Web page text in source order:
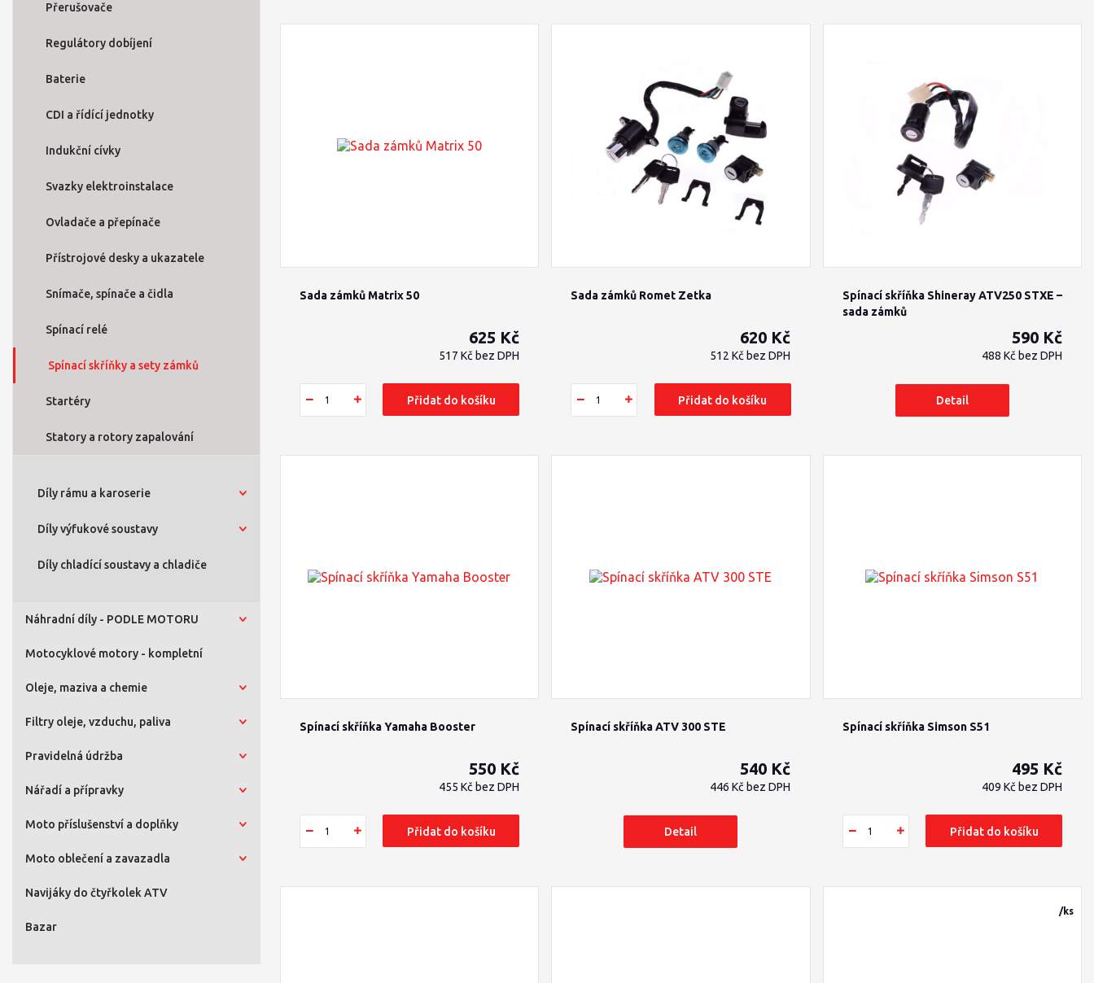
Přerušovače
Regulátory dobíjení
Baterie
CDI a řídící jednotky
Indukční cívky
Svazky elektroinstalace
Ovladače a přepínače
Přístrojové desky a ukazatele
Snímače, spínače a čidla
Spínací relé
Spínací skříňky a sety zámků
Startéry
Statory a rotory zapalování
Díly rámu a karoserie
Díly výfukové soustavy
Díly chladící soustavy a chladiče
Náhradní díly - PODLE MOTORU
Motocyklové motory - kompletní
Oleje, maziva a chemie
Filtry oleje, vzduchu, paliva
Pravidelná údržba
Nářadí a přípravky
Moto příslušenství a doplňky
Moto oblečení a zavazadla
Navijáky do čtyřkolek ATV
Bazar
/ks
/ks
/ks
Sada zámků Matrix 50
625 Kč
/ks
517 Kč bez DPH
Přidat do košíku
Sada zámků Romet Zetka
620 Kč
/ks
512 Kč bez DPH
Přidat do košíku
Spínací skříňka Shineray ATV250 STXE –
sada zámků
590 Kč
/ks
488 Kč bez DPH
Detail
Spínací skříňka Yamaha Booster
550 Kč
/ks
455 Kč bez DPH
Přidat do košíku
Spínací skříňka ATV 300 STE
540 Kč
/ks
446 Kč bez DPH
Detail
Spínací skříňka Simson S51
495 Kč
/ks
409 Kč bez DPH
Přidat do košíku
/ks
/ks
/ks